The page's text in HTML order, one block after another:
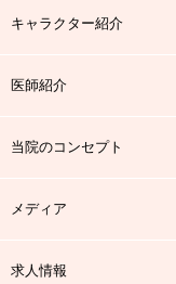
キャラクター紹介
医師紹介
当院のコンセプト
メディア
求人情報